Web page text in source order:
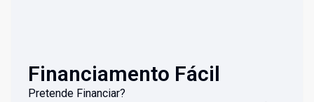
Financiamento Fácil
Pretende Financiar?